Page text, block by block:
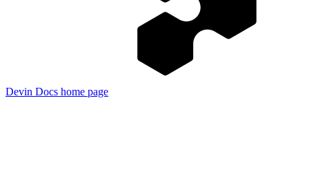
Devin Docs home page